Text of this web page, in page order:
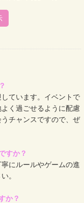
ています。イベントで
く過ごせるように配慮
チャンスですので、ぜ
すか？
にルールやゲームの進
。
か？